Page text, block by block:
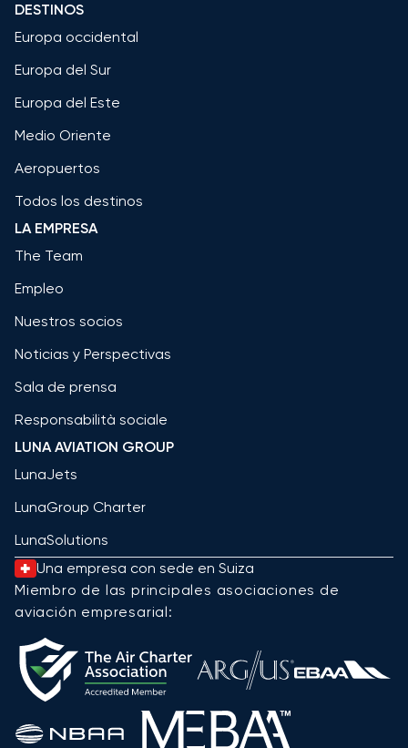
DESTINOS
Europa occidental
Europa del Sur
Europa del Este
Medio Oriente
Aeropuertos
Todos los destinos
LA EMPRESA
The Team
Empleo
Nuestros socios
Noticias y Perspectivas
Sala de prensa
Responsabilità sociale
LUNA AVIATION GROUP
LunaJets
LunaGroup Charter
LunaSolutions
Una empresa con sede en Suiza
Miembro de las principales asociaciones de
aviación empresarial: